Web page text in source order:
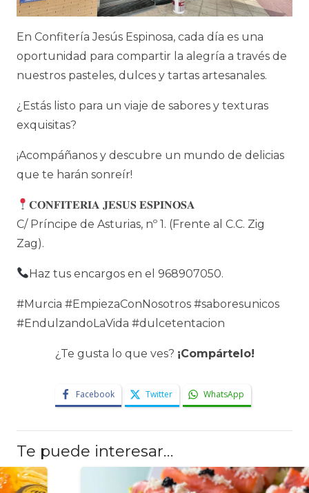
En Confitería Jesús Espinosa, cada día es una
oportunidad para compartir la alegría a través de
nuestros pasteles, dulces y tartas artesanales.
¿Estás listo para un viaje de sabores y texturas
exquisitas?
¡Acompáñanos y descubre un mundo de delicias
que te harán sonreír!
𝐂𝐎𝐍𝐅𝐈𝐓𝐄𝐑𝐈𝐀 𝐉𝐄𝐒𝐔𝐒 𝐄𝐒𝐏𝐈𝐍𝐎𝐒𝐀
C/ Príncipe de Asturias, nº 1. (Frente al C.C. Zig
Zag).
Haz tus encargos en el 968907050.
#Murcia #EmpiezaConNosotros #saboresunicos
#EndulzandoLaVida #dulcetentacion
¿Te gusta lo que ves? ¡Compártelo!
Facebook Twitter WhatsApp
Te puede interesar…